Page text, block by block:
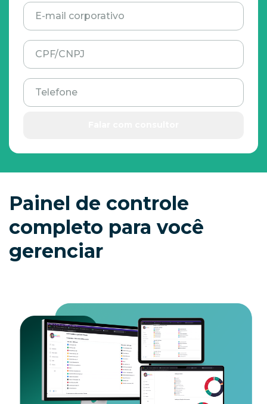
E-mail corporativo
CPF/CNPJ
Telefone
Painel de controle
completo para você
gerenciar